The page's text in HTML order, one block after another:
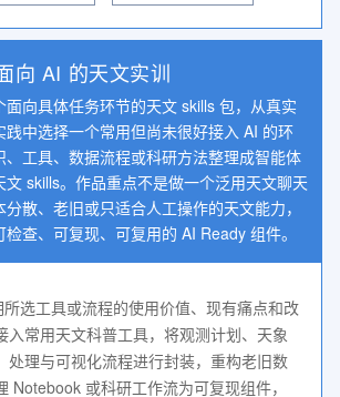
向 AI 的天文实训
向具体任务环节的天文 skills 包，从真实
践中选择一个常用但尚未很好接入 AI 的环
、工具、数据流程或科研方法整理成智能体
skills。作品重点不是做一个泛用天文聊天
散、老旧或只适合人工操作的天文能力，
查、可复现、可复用的 AI Ready 组件。
选工具或流程的使用价值、现有痛点和改
入常用天文科普工具，将观测计划、天象
处理与可视化流程进行封装，重构老旧数
Notebook 或科研工作流为可复现组件，